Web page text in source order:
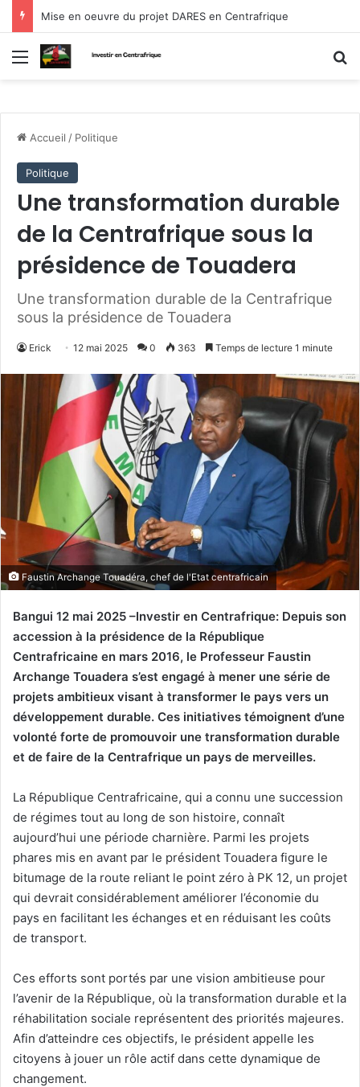
Mise en oeuvre du projet DARES en Centrafrique
Menu
Accueil / Politique
Politique
Une transformation durable
de la Centrafrique sous la
présidence de Touadera
Une transformation durable de la Centrafrique
sous la présidence de Touadera
Erick 12 mai 2025 0 363 Temps de lecture 1 minute
Faustin Archange Touadéra, chef de l'Etat centrafricain
Bangui 12 mai 2025 –Investir en Centrafrique: Depuis son
accession à la présidence de la République
Centrafricaine en mars 2016, le Professeur Faustin
Archange Touadera s’est engagé à mener une série de
projets ambitieux visant à transformer le pays vers un
développement durable. Ces initiatives témoignent d’une
volonté forte de promouvoir une transformation durable
et de faire de la Centrafrique un pays de merveilles.
La République Centrafricaine, qui a connu une succession
de régimes tout au long de son histoire, connaît
aujourd’hui une période charnière. Parmi les projets
phares mis en avant par le président Touadera figure le
bitumage de la route reliant le point zéro à PK 12, un projet
qui devrait considérablement améliorer l’économie du
pays en facilitant les échanges et en réduisant les coûts
de transport.
Ces efforts sont portés par une vision ambitieuse pour
l’avenir de la République, où la transformation durable et la
réhabilitation sociale représentent des priorités majeures.
Afin d’atteindre ces objectifs, le président appelle les
citoyens à jouer un rôle actif dans cette dynamique de
changement.